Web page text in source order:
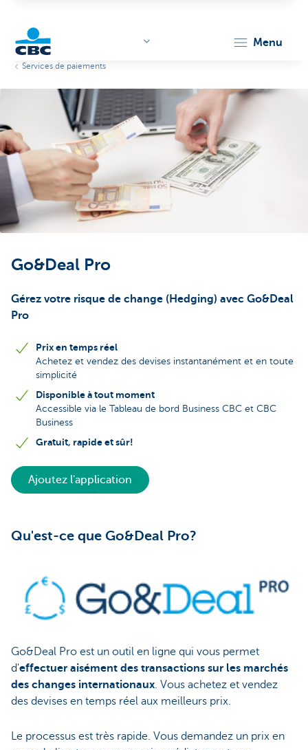
Corporate
menu
Services de paiements
Go&Deal Pro
Gérez votre risque de change (Hedging) avec Go&Deal
Pro
Prix en temps réel
Achetez et vendez des devises instantanément et en toute
simplicité
Disponible à tout moment
Accessible via le Tableau de bord Business CBC et CBC
Business
Gratuit, rapide et sûr!
Ajoutez l'application
Qu'est-ce que Go&Deal Pro?
Go&Deal Pro est un outil en ligne qui vous permet
d'effectuer aisément des transactions sur les marchés
des changes internationaux. Vous achetez et vendez
des devises en temps réel aux meilleurs prix.
Le processus est très rapide. Vous demandez un prix en